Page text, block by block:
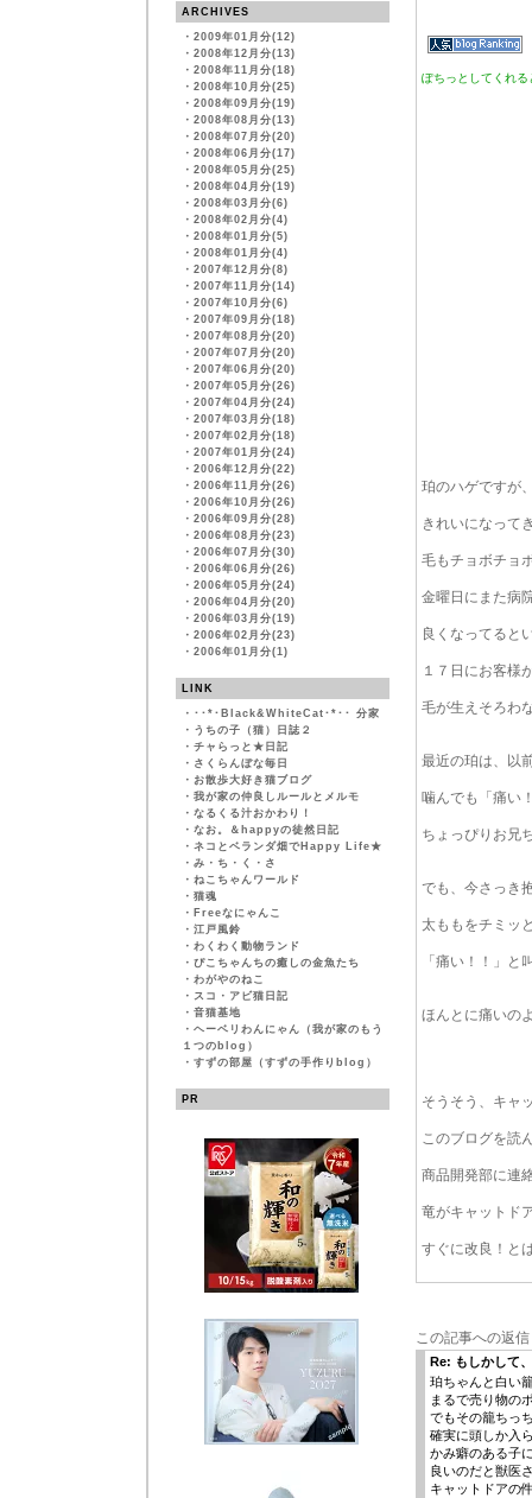
ARCHIVES
・ 2009年01月分(12)
・ 2008年12月分(13)
・ 2008年11月分(18)
・ 2008年10月分(25)
・ 2008年09月分(19)
・ 2008年08月分(13)
・ 2008年07月分(20)
・ 2008年06月分(17)
・ 2008年05月分(25)
・ 2008年04月分(19)
・ 2008年03月分(6)
・ 2008年02月分(4)
・ 2008年01月分(5)
・ 2008年01月分(4)
・ 2007年12月分(8)
・ 2007年11月分(14)
・ 2007年10月分(6)
・ 2007年09月分(18)
・ 2007年08月分(20)
・ 2007年07月分(20)
・ 2007年06月分(20)
・ 2007年05月分(26)
・ 2007年04月分(24)
・ 2007年03月分(18)
・ 2007年02月分(18)
・ 2007年01月分(24)
・ 2006年12月分(22)
・ 2006年11月分(26)
・ 2006年10月分(26)
・ 2006年09月分(28)
・ 2006年08月分(23)
・ 2006年07月分(30)
・ 2006年06月分(26)
・ 2006年05月分(24)
・ 2006年04月分(20)
・ 2006年03月分(19)
・ 2006年02月分(23)
・ 2006年01月分(1)
LINK
・ ･･*･Black&WhiteCat･*･･ 分家
・ うちの子（猫）日誌２
・ チャらっと★日記
・ さくらんぼな毎日
・ お散歩大好き猫ブログ
・ 我が家の仲良しルールとメルモ
・ なるくる汁おかわり！
・ なお。＆happyの徒然日記
・ ネコとベランダ畑でHappy Life★
・ み・ち・く・さ
・ ねこちゃんワールド
・ 猫魂
・ Freeなにゃんこ
・ 江戸風鈴
・ わくわく動物ランド
・ ぴこちゃんちの癒しの金魚たち
・ わがやのねこ
・ スコ・アビ猫日記
・ 音猫基地
・ ヘーベリわんにゃん（我が家のもう
１つのblog）
・ すずの部屋（すずの手作りblog）
PR
ぽちっとしてくれ
珀のハゲですが
きれいになって
毛もチョボチョ
金曜日にまた病
良くなってると
１７日にお客様
毛が生えそろわ
最近の珀は、以
噛んでも「痛い
ちょっぴりお兄
でも、今さっき
太ももをチミッ
「痛い！！」
ほんとに痛いの
そうそう、キャ
このブログを読
商品開発部に連
竜がキャットド
すぐに改良！と
この記事への返信
Re: もしかして
珀ちゃんと白い
まるで売り物の
でもその籠ちっ
確実に頭しか入
かみ癖のある子
良いのだと獣医
キャットドアの